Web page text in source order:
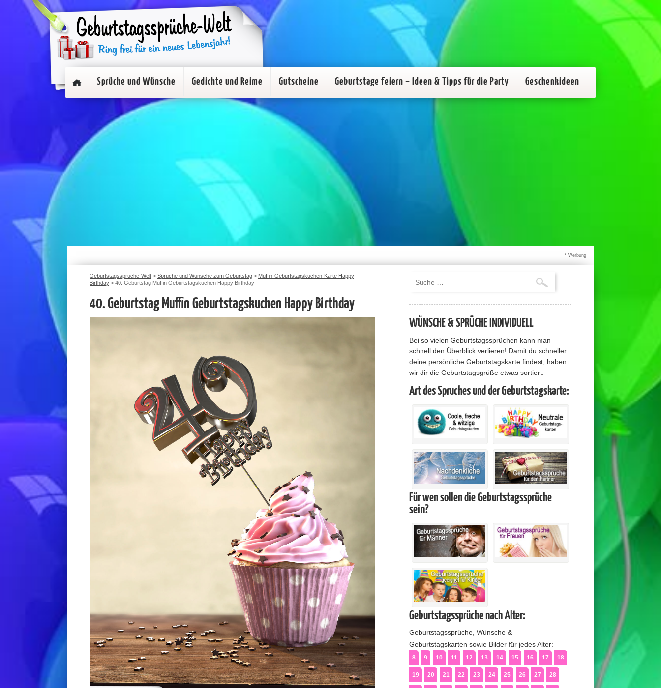
Sprüche und Wünsche Gedichte und Reime Gutscheine Geburtstage feiern – Ideen & Tipps für die Party Geschenkideen
* Werbung
Geburtstagssprüche-Welt > Sprüche und Wünsche zum Geburtstag > Muffin-Geburtstagskuchen-Karte Happy
Birthday > 40. Geburtstag Muffin Geburtstagskuchen Happy Birthday
40. Geburtstag Muffin Geburtstagskuchen Happy Birthday
WÜNSCHE & SPRÜCHE INDIVIDUELL
Bei so vielen Geburtstagssprüchen kann man
schnell den Überblick verlieren! Damit du schneller
deine persönliche Geburtstagskarte findest, haben
wir dir die Geburtstagsgrüße etwas sortiert:
Art des Spruches und der Geburtstagskarte:
Für wen sollen die Geburtstagssprüche
sein?
Geburtstagssprüche nach Alter:
Geburtstagssprüche, Wünsche &
Geburtstagskarten sowie Bilder für jedes Alter:
8 9 10 11 12 13 14 15 16 17 18
19 20 21 22 23 24 25 26 27 28